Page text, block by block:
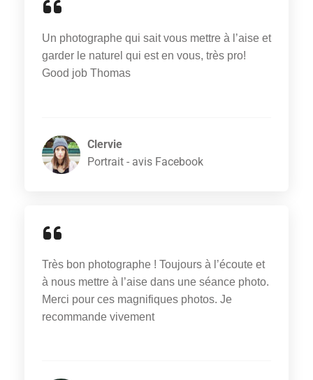
Un photographe qui sait vous mettre à l’aise et
garder le naturel qui est en vous, très pro!
Good job Thomas
Clervie
Portrait - avis Facebook
Très bon photographe ! Toujours à l’écoute et
à nous mettre à l’aise dans une séance photo.
Merci pour ces magnifiques photos. Je
recommande vivement